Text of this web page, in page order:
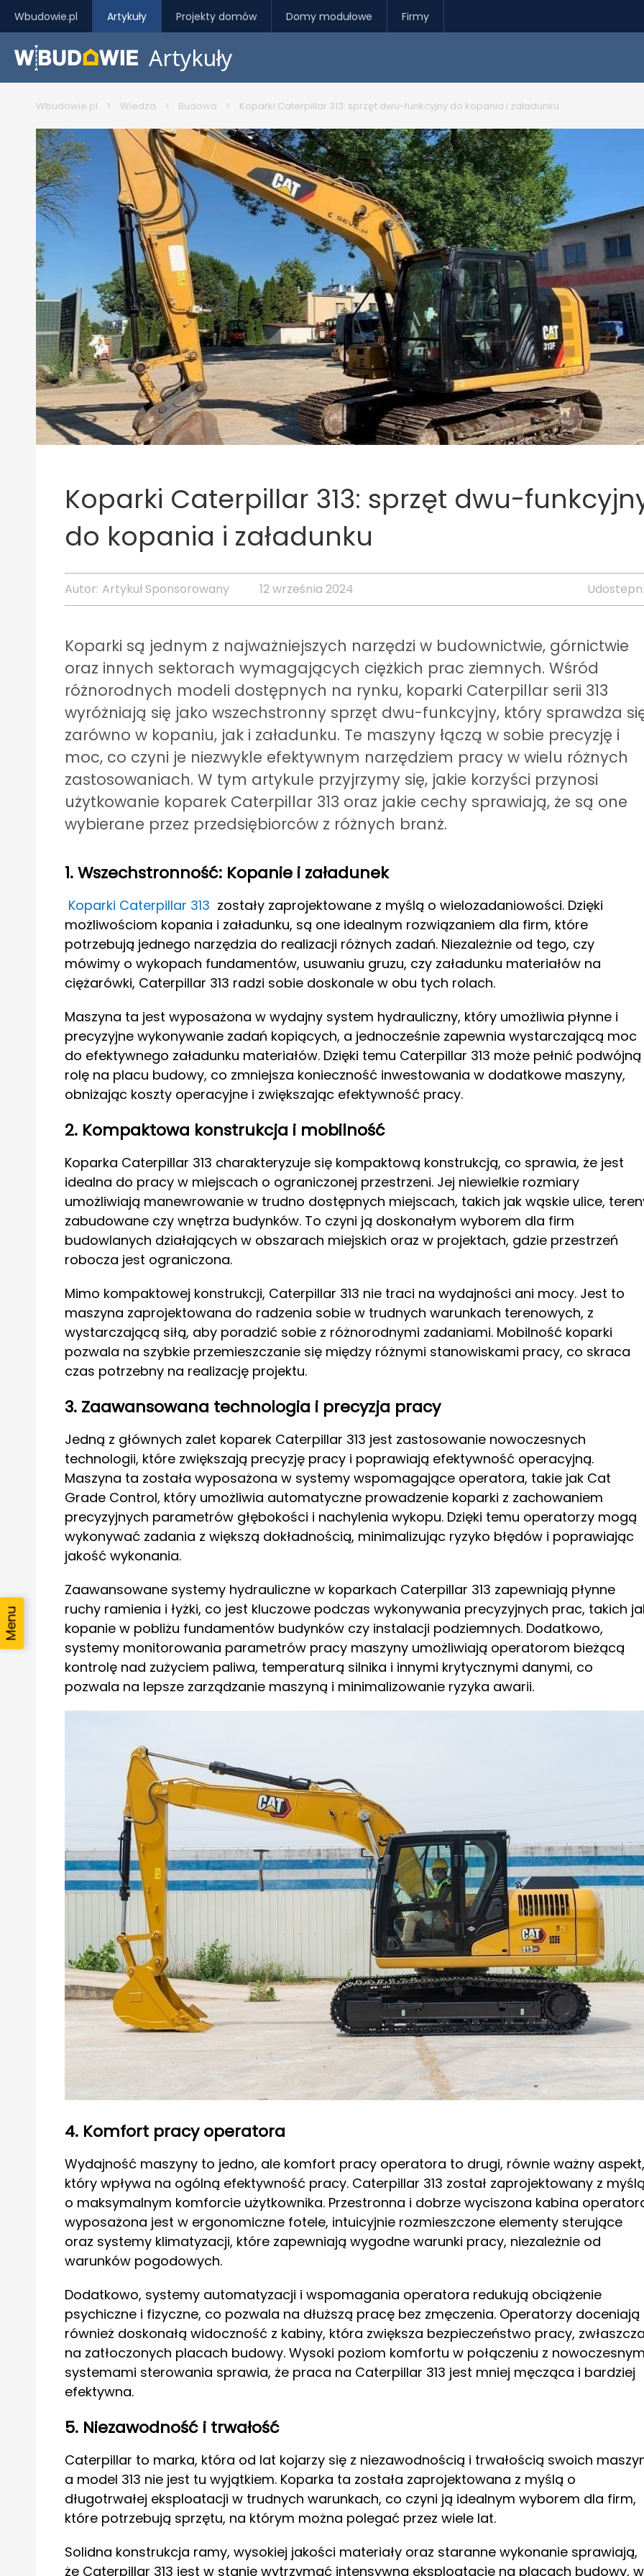
Wbudowie.pl Artykuły Projekty domów Domy modułowe Firmy
Artykuły
Wbudowie.pl > Wiedza > Budowa > Koparki Caterpillar 313: sprzęt dwu-funkcyjny do kopania i załadunku
Koparki Caterpillar 313: sprzęt dwu-
do kopania i załadunku
Autor: Artykuł Sponsorowany 12 września 2024
Koparki są jednym z najważniejszych narzędzi w budownictwie, górnictwie
oraz innych sektorach wymagających ciężkich prac ziemnych. Wśród
różnorodnych modeli dostępnych na rynku, koparki Caterpillar serii 313
wyróżniają się jako wszechstronny sprzęt dwu-funkcyjny, który sprawdza
zarówno w kopaniu, jak i załadunku. Te maszyny łączą w sobie precyzję i
moc, co czyni je niezwykle efektywnym narzędziem pracy w wielu różnych
zastosowaniach. W tym artykule przyjrzymy się, jakie korzyści przynosi
użytkowanie koparek Caterpillar 313 oraz jakie cechy sprawiają, że są one
wybierane przez przedsiębiorców z różnych branż.
1. Wszechstronność: Kopanie i załadunek
Koparki Caterpillar 313 zostały zaprojektowane z myślą o wielozadaniowości. Dzięki
możliwościom kopania i załadunku, są one idealnym rozwiązaniem dla firm, które
potrzebują jednego narzędzia do realizacji różnych zadań. Niezależnie od tego, czy
mówimy o wykopach fundamentów, usuwaniu gruzu, czy załadunku materiałów na
ciężarówki, Caterpillar 313 radzi sobie doskonale w obu tych rolach.
Maszyna ta jest wyposażona w wydajny system hydrauliczny, który umożliwia płynne i
precyzyjne wykonywanie zadań kopiących, a jednocześnie zapewnia wystarczającą moc
do efektywnego załadunku materiałów. Dzięki temu Caterpillar 313 może pełnić podwójną
rolę na placu budowy, co zmniejsza konieczność inwestowania w dodatkowe maszyny,
obniżając koszty operacyjne i zwiększając efektywność pracy.
2. Kompaktowa konstrukcja i mobilność
Koparka Caterpillar 313 charakteryzuje się kompaktową konstrukcją, co sprawia, że jest
idealna do pracy w miejscach o ograniczonej przestrzeni. Jej niewielkie rozmiary
umożliwiają manewrowanie w trudno dostępnych miejscach, takich jak wąskie ulice,
zabudowane czy wnętrza budynków. To czyni ją doskonałym wyborem dla firm
budowlanych działających w obszarach miejskich oraz w projektach, gdzie przestrzeń
robocza jest ograniczona.
Mimo kompaktowej konstrukcji, Caterpillar 313 nie traci na wydajności ani mocy. Jest to
maszyna zaprojektowana do radzenia sobie w trudnych warunkach terenowych, z
wystarczającą siłą, aby poradzić sobie z różnorodnymi zadaniami. Mobilność koparki
pozwala na szybkie przemieszczanie się między różnymi stanowiskami pracy, co skraca
czas potrzebny na realizację projektu.
3. Zaawansowana technologia i precyzja pracy
Jedną z głównych zalet koparek Caterpillar 313 jest zastosowanie nowoczesnych
technologii, które zwiększają precyzję pracy i poprawiają efektywność operacyjną.
Maszyna ta została wyposażona w systemy wspomagające operatora, takie jak Cat
Grade Control, który umożliwia automatyczne prowadzenie koparki z zachowaniem
precyzyjnych parametrów głębokości i nachylenia wykopu. Dzięki temu operatorzy mogą
wykonywać zadania z większą dokładnością, minimalizując ryzyko błędów i poprawiając
jakość wykonania.
Zaawansowane systemy hydrauliczne w koparkach Caterpillar 313 zapewniają płynne
ruchy ramienia i łyżki, co jest kluczowe podczas wykonywania precyzyjnych prac, takich
kopanie w pobliżu fundamentów budynków czy instalacji podziemnych. Dodatkowo,
systemy monitorowania parametrów pracy maszyny umożliwiają operatorom bieżącą
kontrolę nad zużyciem paliwa, temperaturą silnika i innymi krytycznymi danymi, co
pozwala na lepsze zarządzanie maszyną i minimalizowanie ryzyka awarii.
4. Komfort pracy operatora
Wydajność maszyny to jedno, ale komfort pracy operatora to drugi, równie ważny aspekt,
który wpływa na ogólną efektywność pracy. Caterpillar 313 został zaprojektowany z
o maksymalnym komforcie użytkownika. Przestronna i dobrze wyciszona kabina
wyposażona jest w ergonomiczne fotele, intuicyjnie rozmieszczone elementy sterujące
oraz systemy klimatyzacji, które zapewniają wygodne warunki pracy, niezależnie od
warunków pogodowych.
Dodatkowo, systemy automatyzacji i wspomagania operatora redukują obciążenie
psychiczne i fizyczne, co pozwala na dłuższą pracę bez zmęczenia. Operatorzy doceniają
również doskonałą widoczność z kabiny, która zwiększa bezpieczeństwo pracy,
na zatłoczonych placach budowy. Wysoki poziom komfortu w połączeniu z
systemami sterowania sprawia, że praca na Caterpillar 313 jest mniej męcząca i bardziej
efektywna.
5. Niezawodność i trwałość
Caterpillar to marka, która od lat kojarzy się z niezawodnością i trwałością swoich
a model 313 nie jest tu wyjątkiem. Koparka ta została zaprojektowana z myślą o
długotrwałej eksploatacji w trudnych warunkach, co czyni ją idealnym wyborem dla firm,
które potrzebują sprzętu, na którym można polegać przez wiele lat.
Solidna konstrukcja ramy, wysokiej jakości materiały oraz staranne wykonanie sprawiają,
że Caterpillar 313 jest w stanie wytrzymać intensywną eksploatację na placach budowy, w